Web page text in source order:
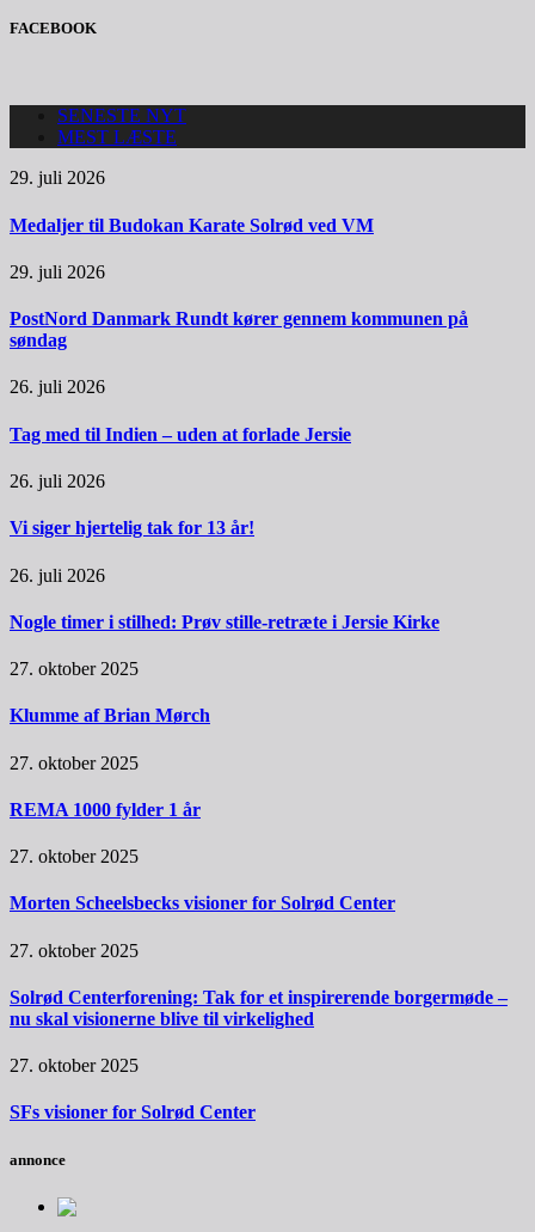
FACEBOOK
SENESTE NYT
MEST LÆSTE
29. juli 2026
Medaljer til Budokan Karate Solrød ved VM
29. juli 2026
PostNord Danmark Rundt kører gennem kommunen på
søndag
26. juli 2026
Tag med til Indien – uden at forlade Jersie
26. juli 2026
Vi siger hjertelig tak for 13 år!
26. juli 2026
Nogle timer i stilhed: Prøv stille-retræte i Jersie Kirke
27. oktober 2025
Klumme af Brian Mørch
27. oktober 2025
REMA 1000 fylder 1 år
27. oktober 2025
Morten Scheelsbecks visioner for Solrød Center
27. oktober 2025
Solrød Centerforening: Tak for et inspirerende borgermøde –
nu skal visionerne blive til virkelighed
27. oktober 2025
SFs visioner for Solrød Center
annonce